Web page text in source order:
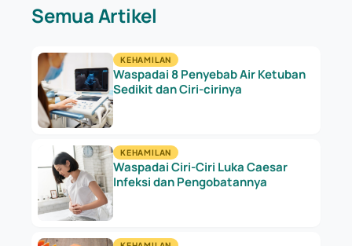
Semua Artikel
KEHAMILAN
Waspadai 8 Penyebab Air Ketuban
Sedikit dan Ciri-cirinya
KEHAMILAN
Waspadai Ciri-Ciri Luka Caesar
Infeksi dan Pengobatannya